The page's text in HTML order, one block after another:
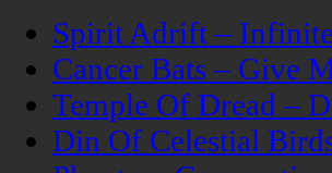
Spirit Adrift –
Cancer Bats – Give
Temple Of Dread –
Din Of Celestial